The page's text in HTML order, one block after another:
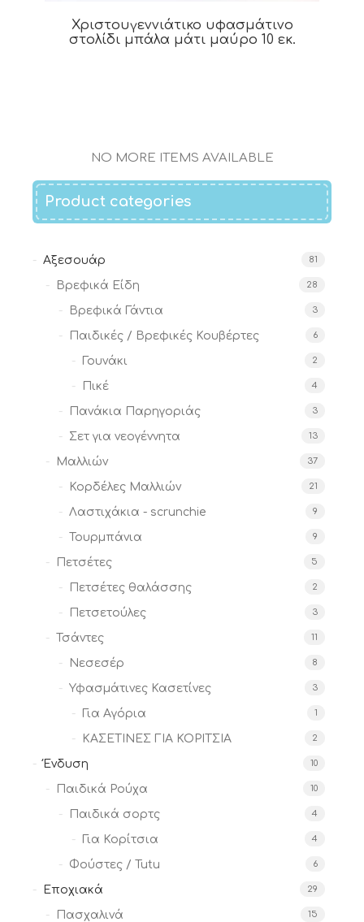
Χριστουγεννιάτικο υφασμάτινο
στολίδι μπάλα μάτι μαύρο 10 εκ.
NO MORE ITEMS AVAILABLE
Product categories
Αξεσουάρ 81
Βρεφικά Είδη 28
Βρεφικά Γάντια 3
Παιδικές / Βρεφικές Κουβέρτες 6
Γουνάκι 2
Πικέ 4
Πανάκια Παρηγοριάς 3
Σετ για νεογέννητα 13
Μαλλιών 37
Κορδέλες Μαλλιών 21
Λαστιχάκια - scrunchie 9
Τουρμπάνια 9
Πετσέτες 5
Πετσέτες θαλάσσης 2
Πετσετούλες 3
Τσάντες 11
Νεσεσέρ 8
Υφασμάτινες Κασετίνες 3
Για Αγόρια 1
ΚΑΣΕΤΙΝΕΣ ΓΙΑ ΚΟΡΙΤΣΙΑ 2
Ένδυση 10
Παιδικά Ρούχα 10
Παιδικά σορτς 4
Για Κορίτσια 4
Φούστες / Tutu 6
Εποχιακά 29
Πασχαλινά 15